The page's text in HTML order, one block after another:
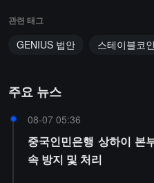
관련 태그
GENIUS 법안 스테이블코인
주요 뉴스
08-07 05:36
중국인민은행 상하이 본
속 방지 및 처리